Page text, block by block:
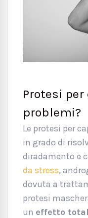
Protesi
problemi?
Le protesi per
in grado di
diradamento e
da stress,
dovuta a
protesi
un effetto